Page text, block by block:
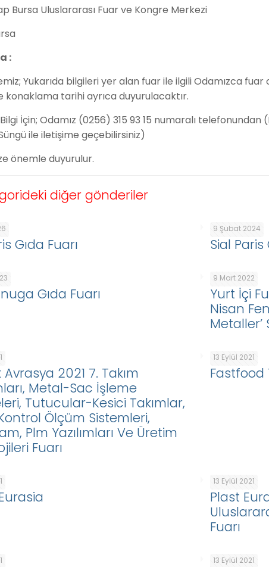
Bursa Uluslararası Fuar ve Kongre Merkezi
:
Yukarıda bilgileri yer alan fuar ile ilgili Odamızca
konaklama tarihi ayrıca duyurulacaktır.
Bilgi İçin; Odamız (0256) 315 93 15 numaralı telefonundan
ile iletişime geçebilirsiniz)
önemle duyurulur.
diğer gönderiler
Gıda Fuarı
9 Şubat 2024
Sial Paris
Gıda Fuarı
9 Mart 2022
Yurt İçi
Nisan
Metaller’
2021 7. Takım
Metal-Sac İşleme
Tutucular-Kesici Takımlar,
Ölçüm Sistemleri,
Plm Yazılımları Ve Üretim
Fuarı
13 Eylül 2021
Fastfood
13 Eylül 2021
Plast
Fuarı
13 Eylül 2021